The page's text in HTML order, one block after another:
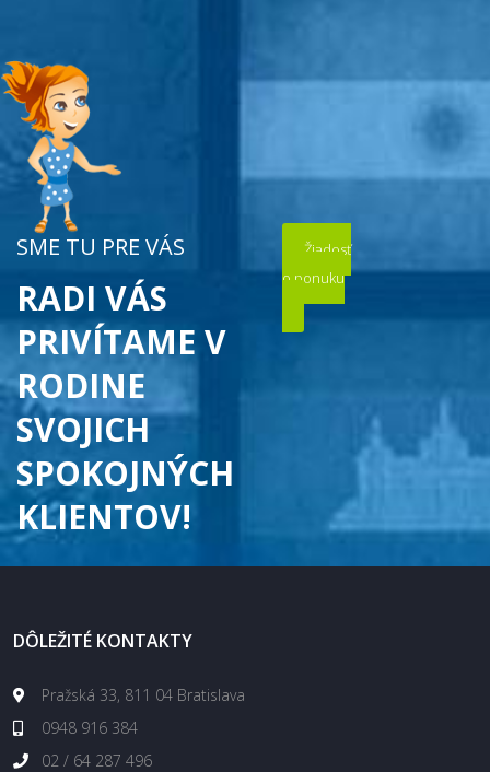
SME TU PRE VÁS
RADI VÁS
PRIVÍTAME V
RODINE
SVOJICH
SPOKOJNÝCH
KLIENTOV!
Žiadosť
o ponuku
DÔLEŽITÉ KONTAKTY
Pražská 33, 811 04 Bratislava
0948 916 384
02 / 64 287 496